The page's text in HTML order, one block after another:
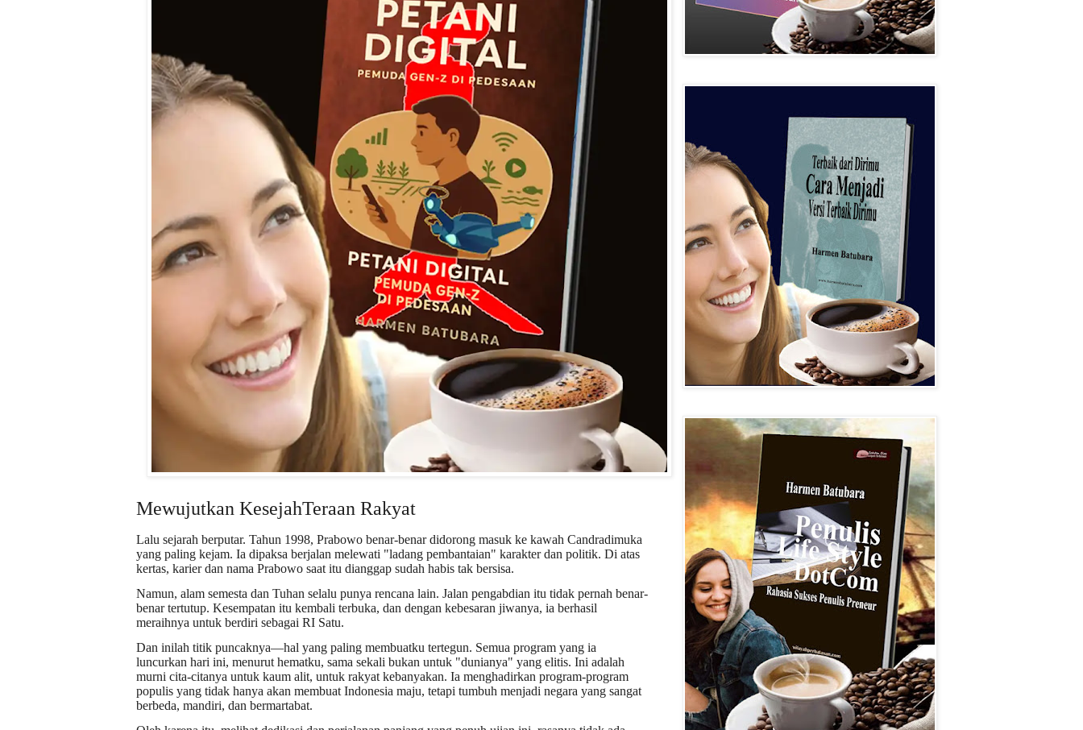
Mewujutkan KesejahTeraan Rakyat
Lalu sejarah berputar. Tahun 1998, Prabowo benar-benar didorong masuk ke kawah Candradimuka
yang paling kejam. Ia dipaksa berjalan melewati "ladang pembantaian" karakter dan politik. Di atas
kertas, karier dan nama Prabowo saat itu dianggap sudah habis tak bersisa.
Namun, alam semesta dan Tuhan selalu punya rencana lain. Jalan pengabdian itu tidak pernah benar-
benar tertutup. Kesempatan itu kembali terbuka, dan dengan kebesaran jiwanya, ia berhasil
meraihnya untuk berdiri sebagai RI Satu.
Dan inilah titik puncaknya—hal yang paling membuatku tertegun. Semua program yang ia
luncurkan hari ini, menurut hematku, sama sekali bukan untuk "dunianya" yang elitis. Ini adalah
murni cita-citanya untuk kaum alit, untuk rakyat kebanyakan. Ia menghadirkan program-program
populis yang tidak hanya akan membuat Indonesia maju, tetapi tumbuh menjadi negara yang sangat
berbeda, mandiri, dan bermartabat.